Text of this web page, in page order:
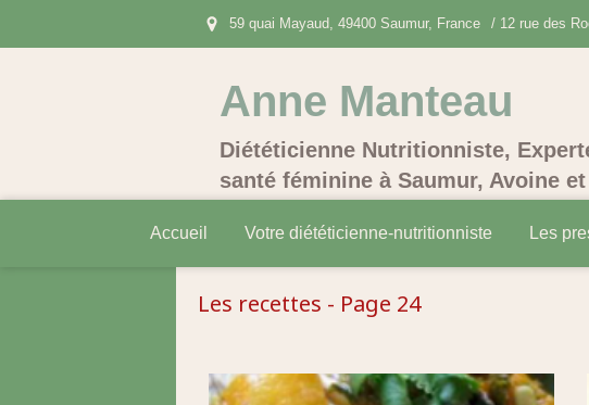
59 quai Mayaud, 49400 Saumur, France / 12 rue des
Anne Manteau
Diététicienne Nutritionniste,
santé féminine à Saumur, Avoine
Accueil Votre diététicienne-nutritionniste Les
Les recettes - Page 24